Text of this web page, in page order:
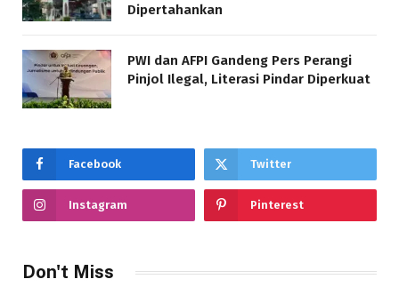
Dipertahankan
PWI dan AFPI Gandeng Pers Perangi
Pinjol Ilegal, Literasi Pindar Diperkuat
Facebook Twitter
Instagram Pinterest
Don't Miss